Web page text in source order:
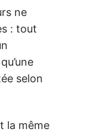
ne
: tout
selon
la même